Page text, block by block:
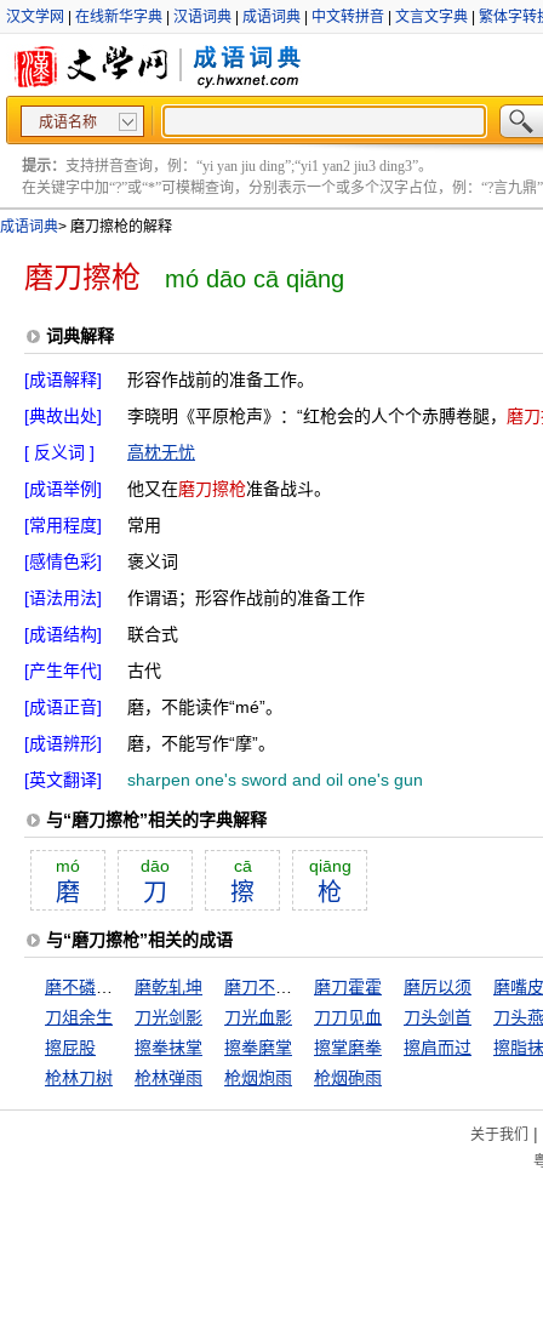
汉文学网 在线新华字典 汉语词典 成语词典 中文转拼音 文言文字典 繁体字转
成语名称
提示： 支持拼音查询，例：“yi yan jiu ding”;“yi1 yan2 jiu3 ding3”。
在关键字中加“?”或“*”可模糊查询，分别表示一个或多个汉字占位，例：“?言九鼎”
成语词典> 磨刀擦枪的解释
磨刀擦枪 mó dāo cā qiāng
词典解释
[成语解释]
形容作战前的准备工作。
[典故出处]
李晓明《平原枪声》：“红枪会的人个个赤膊卷腿， 磨
[ 反义词 ]
高枕无忧
[成语举例]
他又在磨刀擦枪准备战斗。
[常用程度]
常用
[感情色彩]
褒义词
[语法用法]
作谓语；形容作战前的准备工作
[成语结构]
联合式
[产生年代]
古代
[成语正音]
磨，不能读作“mé”。
[成语辨形]
磨，不能写作“摩”。
[英文翻译]
sharpen one's sword and oil one's gun
与“磨刀擦枪”相关的字典解释
mó
磨
dāo
刀
cā
擦
qiāng
枪
与“磨刀擦枪”相关的成语
磨乾轧坤 磨刀霍霍 磨厉以须
磨嘴
刀俎余生
刀光剑影 刀光血影 刀刀见血 刀头剑首
刀头
擦屁股
擦拳抹掌 擦拳磨掌 擦掌磨拳 擦肩而过
擦脂
枪林刀树
枪林弹雨 枪烟炮雨 枪烟砲雨
关于我们 |